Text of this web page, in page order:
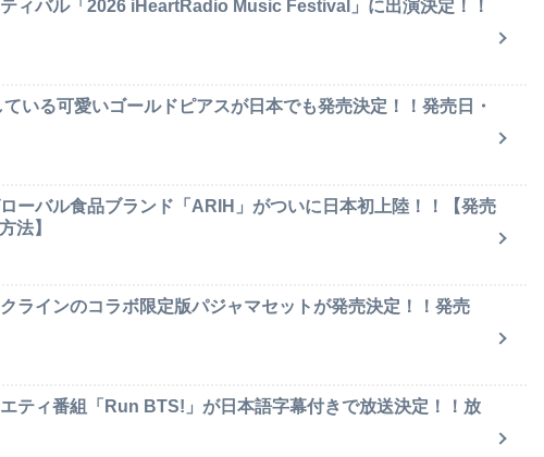
ィバル「2026 iHeartRadio Music Festival」に出演決定！！
いる可愛いゴールドピアスが日本でも発売決定！！発売日・
ーバル食品ブランド「ARIH」がついに日本初上陸！！【発売
法】
ラインのコラボ限定版パジャマセットが発売決定！！発売
ティ番組「Run BTS!」が日本語字幕付きで放送決定！！放